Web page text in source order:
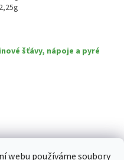
webu používáme soubory
šťávy, nápoje a pyré